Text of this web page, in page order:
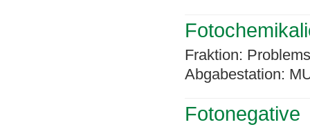
Fraktion:
Abgabestation:
Fotonegative